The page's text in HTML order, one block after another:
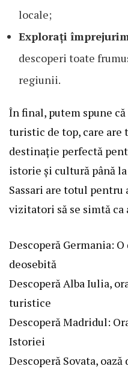
locale;
Explorați
descoperi toate
regiunii.
În final, putem spune că
turistic de top, care are
destinație perfectă
istorie și cultură până
Sassari are totul pentru
vizitatori să se simtă ca
Descoperă Germania:
deosebită
Descoperă Alba Iulia,
turistice
Descoperă Madridul:
Istoriei
Descoperă Sovata,